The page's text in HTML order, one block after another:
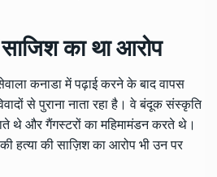
साजिश का था आरोप
कनाडा में पढ़ाई करने के बाद वापस
से पुराना नाता रहा है। वे बंदूक संस्कृति
थे और गैंगस्टरों का महिमामंडन करते थे।
हत्या की साज़िश का आरोप भी उन पर